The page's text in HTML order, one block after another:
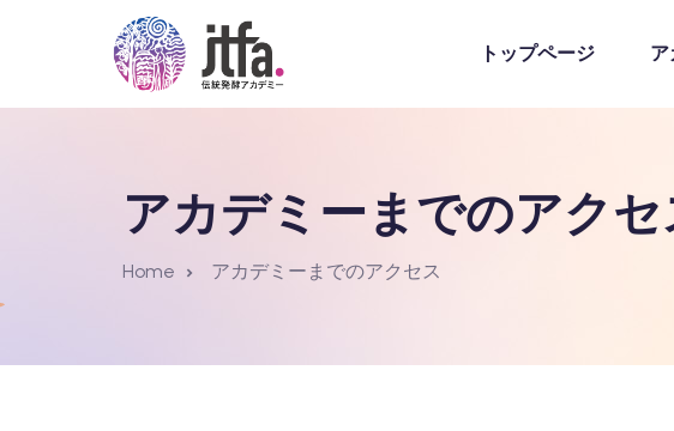
トップページ ア
アカデミーまでのアクセ
Home アカデミーまでのアクセス